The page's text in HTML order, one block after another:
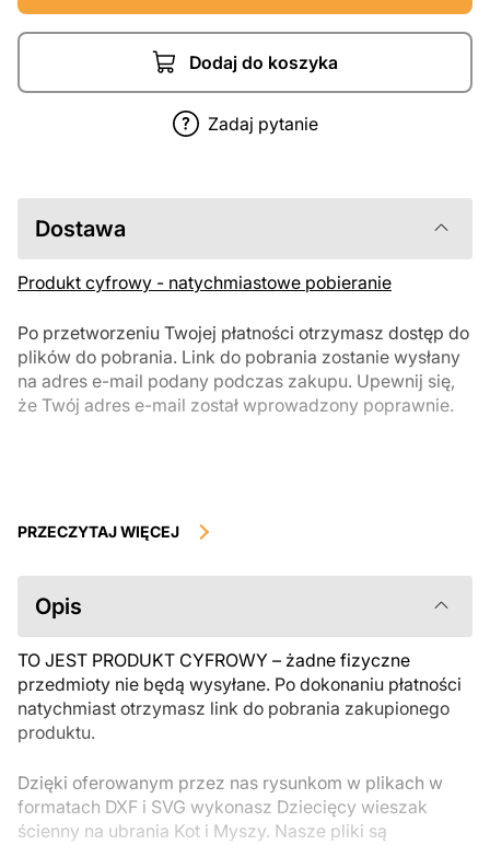
Dodaj do koszyka
Zadaj pytanie
Dostawa
Produkt cyfrowy - natychmiastowe pobieranie
Po przetworzeniu Twojej płatności otrzymasz dostęp do
plików do pobrania. Link do pobrania zostanie wysłany
na adres e-mail podany podczas zakupu. Upewnij się,
że Twój adres e-mail został wprowadzony poprawnie.
podlegają zwrotowi ani wymianie po ich pobraniu. Zalecamy
przed zakupem. Jeśli masz jakiekolwiek problemy z zamówieniem,
skontaktuj się bezpośrednio ze sprzedawcą.
PRZECZYTAJ WIĘCEJ
Opis
TO JEST PRODUKT CYFROWY – żadne fizyczne
przedmioty nie będą wysyłane. Po dokonaniu płatności
natychmiast otrzymasz link do pobrania zakupionego
produktu.
Dzięki oferowanym przez nas rysunkom w plikach w
formatach DXF i SVG wykonasz Dziecięcy wieszak
ścienny na ubrania Kot i Myszy. Nasze pliki są